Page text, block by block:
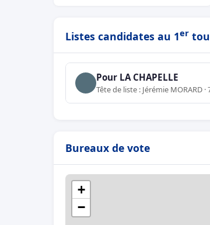
Listes candidates au 1er
Pour LA CHAPELLE
Tête de liste : Jérémie MORARD
Bureaux de vote
+
−